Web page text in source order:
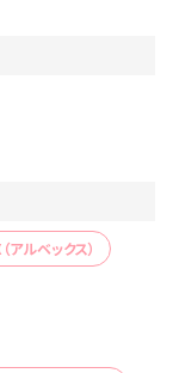
アルベックス）